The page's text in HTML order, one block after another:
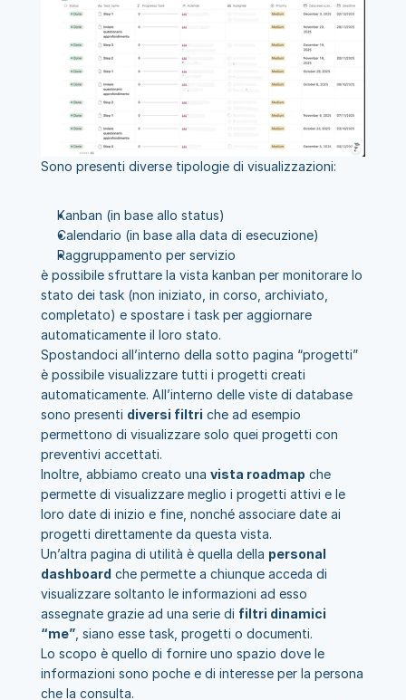
Sono presenti diverse tipologie di visualizzazioni:
Kanban (in base allo status)
Calendario (in base alla data di esecuzione)
Raggruppamento per servizio
è possibile sfruttare la vista kanban per monitorare lo
stato dei task (non iniziato, in corso, archiviato,
completato) e spostare i task per aggiornare
automaticamente il loro stato.
Spostandoci all’interno della sotto pagina “progetti”
è possibile visualizzare tutti i progetti creati
automaticamente. All’interno delle viste di database
sono presenti diversi filtri che ad esempio
permettono di visualizzare solo quei progetti con
preventivi accettati.
Inoltre, abbiamo creato una vista roadmap che
permette di visualizzare meglio i progetti attivi e le
loro date di inizio e fine, nonché associare date ai
progetti direttamente da questa vista.
Un’altra pagina di utilità è quella della personal
dashboard che permette a chiunque acceda di
visualizzare soltanto le informazioni ad esso
assegnate grazie ad una serie di filtri dinamici
“me”, siano esse task, progetti o documenti.
Lo scopo è quello di fornire uno spazio dove le
informazioni sono poche e di interesse per la persona
che la consulta.